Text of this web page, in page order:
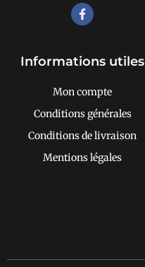
Informations utiles
Mon compte
Conditions générales
Conditions de livraison
Mentions légales